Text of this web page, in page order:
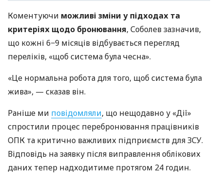
Коментуючи можливі зміни у підходах та
критеріях щодо бронювання, Соболев зазначив,
що кожні 6−9 місяців відбувається перегляд
переліків, «щоб система була чесна».
«Це нормальна робота для того, щоб система була
жива», — сказав він.
Раніше ми повідомляли, що нещодавно у «Дії»
спростили процес перебронювання працівників
ОПК та критично важливих підприємств для ЗСУ.
Відповідь на заявку після виправлення облікових
даних тепер надходитиме протягом 24 годин.